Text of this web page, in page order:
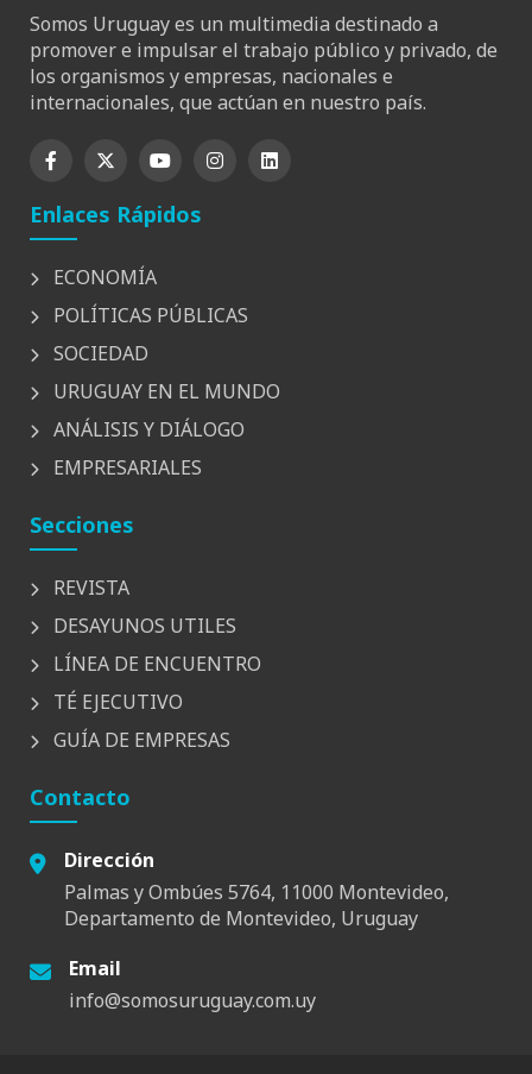
Somos Uruguay es un multimedia destinado a
promover e impulsar el trabajo público y privado, de
los organismos y empresas, nacionales e
internacionales, que actúan en nuestro país.
Enlaces Rápidos
ECONOMÍA
POLÍTICAS PÚBLICAS
SOCIEDAD
URUGUAY EN EL MUNDO
ANÁLISIS Y DIÁLOGO
EMPRESARIALES
Secciones
REVISTA
DESAYUNOS UTILES
LÍNEA DE ENCUENTRO
TÉ EJECUTIVO
GUÍA DE EMPRESAS
Contacto
Dirección
Palmas y Ombúes 5764, 11000 Montevideo,
Departamento de Montevideo, Uruguay
Email
info@somosuruguay.com.uy